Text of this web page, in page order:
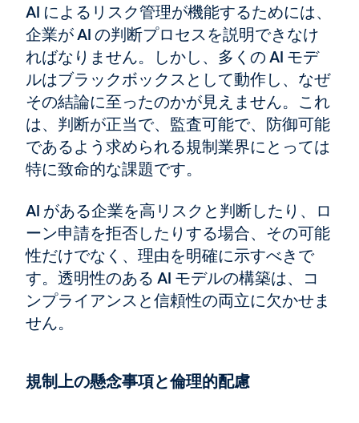
AI によるリスク管理が機能するためには、
企業が AI の判断プロセスを説明できなけ
ればなりません。しかし、多くの AI モデ
ルはブラックボックスとして動作し、なぜ
その結論に至ったのかが見えません。これ
は、判断が正当で、監査可能で、防御可能
であるよう求められる規制業界にとっては
特に致命的な課題です。
AI がある企業を高リスクと判断したり、ロ
ーン申請を拒否したりする場合、その可能
性だけでなく、理由を明確に示すべきで
す。透明性のある AI モデルの構築は、コ
ンプライアンスと信頼性の両立に欠かせま
せん。
規制上の懸念事項と倫理的配慮